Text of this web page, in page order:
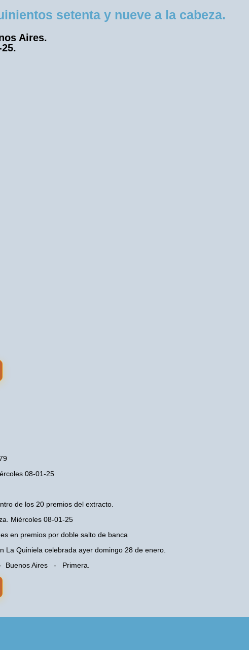
setenta y nueve a la cabeza.
Aires.
08-01-25
de los 20 premios del extracto.
Miércoles 08-01-25
en premios por doble salto de banca
Quiniela celebrada ayer domingo 28 de enero.
Buenos Aires - Primera.